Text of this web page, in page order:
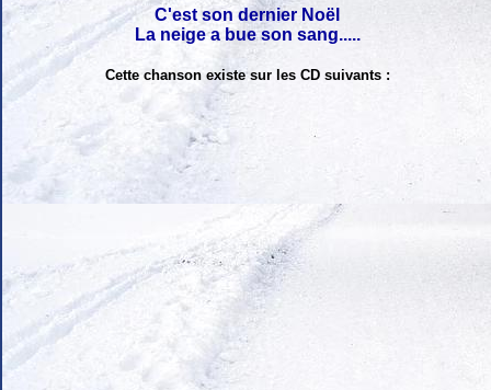
C'est son dernier Noël
La neige a bue son sang.....
Cette chanson existe sur les CD suivants :